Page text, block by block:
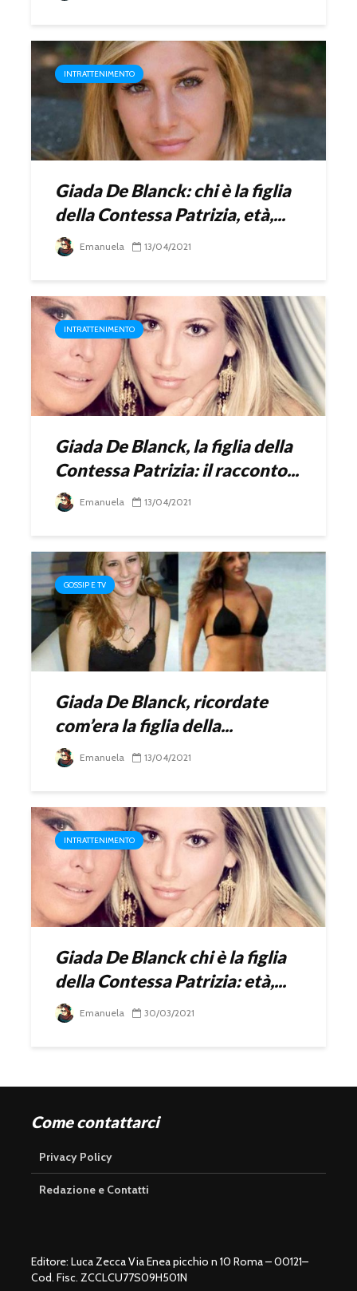
INTRATTENIMENTO
Giada De Blanck: chi è la figlia
della Contessa Patrizia, età,...
Emanuela 13/04/2021
INTRATTENIMENTO
Giada De Blanck, la figlia della
Contessa Patrizia: il racconto...
Emanuela 13/04/2021
GOSSIP E TV
Giada De Blanck, ricordate
com’era la figlia della...
Emanuela 13/04/2021
INTRATTENIMENTO
Giada De Blanck chi è la figlia
della Contessa Patrizia: età,...
Emanuela 30/03/2021
Come contattarci
Privacy Policy
Redazione e Contatti
Editore: Luca Zecca Via Enea picchio n 10 Roma – 00121–
Cod. Fisc. ZCCLCU77S09H501N